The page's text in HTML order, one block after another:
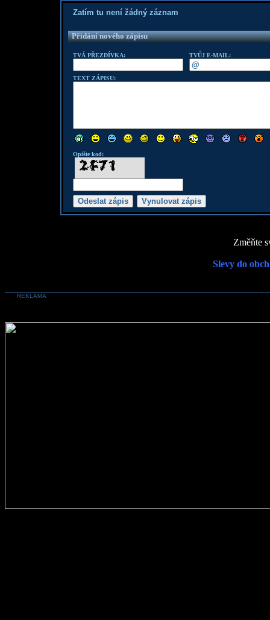
Zatím tu není žádný záznam
Přidání nového zápisu
TVÁ PŘEZDÍVKA: TVŮJ E-MAIL:
TEXT ZÁPISU:
Opište kod:
Změňte
Slevy do
REKLAMA